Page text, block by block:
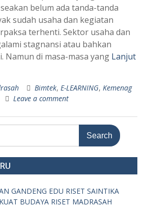
belum ada tanda-tanda
sudah usaha dan kegiatan
terhenti. Sektor usaha dan
stagnansi atau bahkan
Namun di masa-masa yang Lanjut
Bimtek, E-LEARNING, Kemenag
Leave a comment
GANDENG EDU RISET SAINTIKA
BUDAYA RISET MADRASAH